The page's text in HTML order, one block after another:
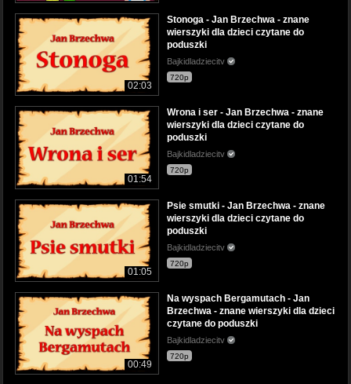
02:03
Stonoga - Jan Brzechwa - znane
wierszyki dla dzieci czytane do
poduszki
Bajkidladziecitv
720p
01:54
Wrona i ser - Jan Brzechwa - znane
wierszyki dla dzieci czytane do
poduszki
Bajkidladziecitv
720p
01:05
Psie smutki - Jan Brzechwa - znane
wierszyki dla dzieci czytane do
poduszki
Bajkidladziecitv
720p
00:49
Na wyspach Bergamutach - Jan
Brzechwa - znane wierszyki dla dzieci
czytane do poduszki
Bajkidladziecitv
720p